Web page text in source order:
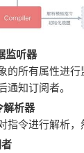
监听器
的所有属性进
通知订阅者。
解析器
指令进行解析，